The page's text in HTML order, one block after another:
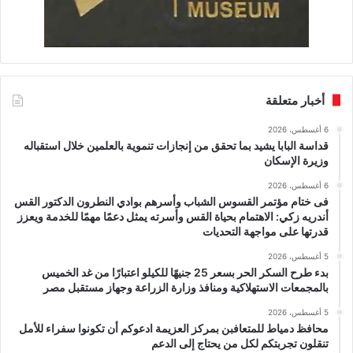
أخبار متعلقة
6 أغسطس، 2026
قداسة البابا يشيد بما تحقق من إنجازات تنموية بالعلمين خلال استقباله
وزيرة الإسكان
6 أغسطس، 2026
فى ختام مؤتمر القسوس الشباب وأسرهم بوادي النطرون الدكتور القس
أندريه زكي: الاهتمام بحياة القس وأسرته يمثل دعمًا مهمًا للخدمة ويعزز
قدرتها على مواجهة التحديات
5 أغسطس، 2026
بدء طرح السكر الحر بسعر 25 جنيهًا للكيلو اعتبارًا من غد الخميس
بالمجمعات الاستهلاكية ومنافذ وزارة الزراعة وجهاز مستقبل مصر
5 أغسطس، 2026
محافظ دمياط للمتعافبن بمركز العزيمة ادعوكم أن تكونوا سفراء للأمل
تنقلون تجربتكم لكل من يحتاج إلى الدعم